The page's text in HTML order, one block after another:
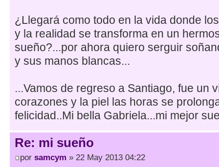
¿Llegará como todo en la vida donde
y la realidad se transforma en un
sueño?...por ahora quiero serguir
y sus manos blancas...
...Vamos de regreso a Santiago, fue un
corazones y la piel las horas se
felicidad..Mi bella Gabriela...mi mejor
Re: mi sueño
por samcym » 22 May 2013 04:22